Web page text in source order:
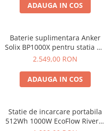
ADAUGA IN COS
Baterie suplimentara Anker
Solix BP1000X pentru statia de
alimentare portabila Anker
2.549,00 RON
ADAUGA IN COS
Statie de incarcare portabila
512Wh 1000W EcoFlow River 2